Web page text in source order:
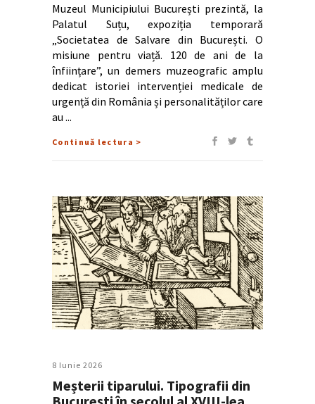
Muzeul Municipiului București prezintă, la
Palatul Suțu, expoziția temporară
„Societatea de Salvare din București. O
misiune pentru viață. 120 de ani de la
înființare”, un demers muzeografic amplu
dedicat istoriei intervenției medicale de
urgență din România și personalităților care
au
Continuă lectura >
8 Iunie 2026
Meșterii tiparului. Tipografii din